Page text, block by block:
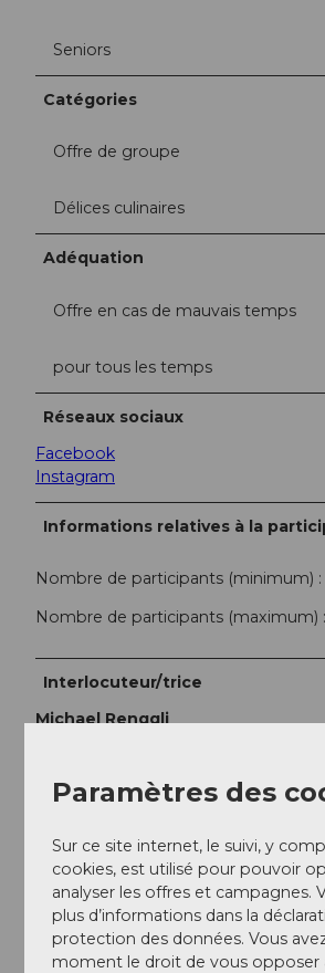
Seniors
Catégories
Offre de groupe
Délices culinaires
Adéquation
Offre en cas de mauvais temps
pour tous les temps
Réseaux sociaux
Facebook
Instagram
Informations relatives à la
Nombre de participants (minimum) :
Nombre de participants (maximum) :
Interlocuteur/trice
Michael Renggli
6130 Willisau
+41 41 970 11 14
amrein@willisauerringli.ch
Website
Paramètres des
Sur ce site internet, le suivi, y
cookies, est utilisé pour pouvoir
analyser les offres et campagnes.
plus d’informations dans la
protection des données. Vous
moment le droit de vous opposer